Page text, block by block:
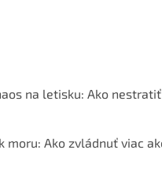
na letisku: Ako
moru: Ako zvládnuť viac